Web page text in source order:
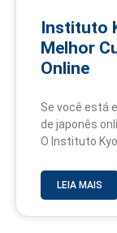
Instituto
Melhor
Online
Se você está
de japonês
O Instituto
LEIA MAIS